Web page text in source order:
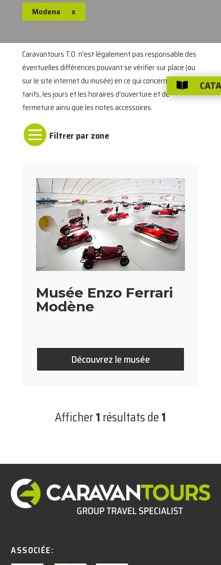
Modena x
Caravantours T.O. n’est légalement pas responsable des
éventuelles différences pouvant se vérifier sur place (ou
sur le site internet du musée) en ce qui concerne les
tarifs, les jours et les horaires d’ouverture et de
fermeture ainsi que les notes accessoires.

Musée Enzo Ferrari
Modène
Découvrez le musée
Afficher1 résultats de1
ASSOCIÉE:
